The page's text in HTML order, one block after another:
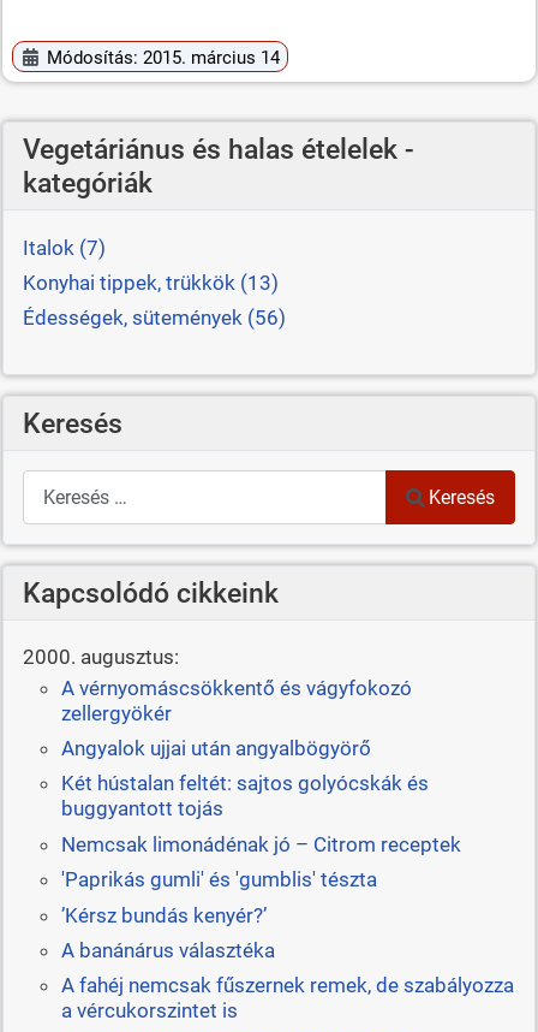
Módosítás: 2015. március 14
Vegetáriánus és halas ételelek -
kategóriák
Italok (7)
Konyhai tippek, trükkök (13)
Édességek, sütemények (56)
Keresés
Keresés
Keresés
Kapcsolódó cikkeink
2000. augusztus:
A vérnyomáscsökkentő és vágyfokozó
zellergyökér
Angyalok ujjai után angyalbögyörő
Két hústalan feltét: sajtos golyócskák és
buggyantott tojás
Nemcsak limonádénak jó – Citrom receptek
'Paprikás gumli' és 'gumblis' tészta
’Kérsz bundás kenyér?’
A banánárus választéka
A fahéj nemcsak fűszernek remek, de szabályozza
a vércukorszintet is